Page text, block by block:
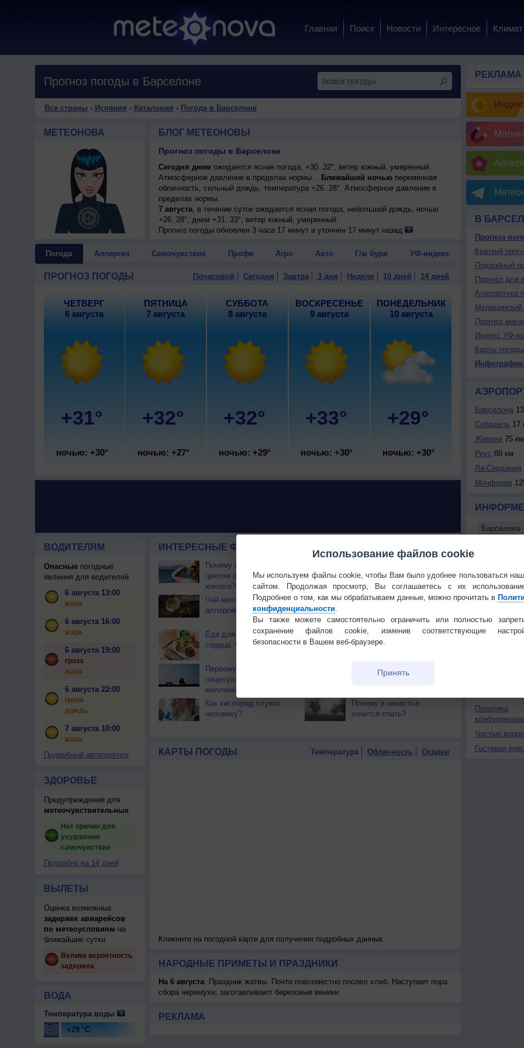
Главная Поиск Новости Интересное Климат
Прогноз погоды в Барселоне
Все страны › Испания › Каталония › Погода в Барселоне
МЕТЕОНОВА БЛОГ МЕТЕОНОВЫ
Прогноз погоды в Барселоне
Сегодня днем ожидается ясная погода, +30..32°, ветер южный, умеренный.
Атмосферное давление в пределах нормы. . Ближайшей ночьюпеременная
облачность, сильный дождь, температура +26..28°. Атмосферное давление в
пределах нормы.
7 августа, в течение суток ожидается ясная погода, небольшой дождь; ночью
+26..28°, днем +31..33°, ветер южный, умеренный.
8 августа, ожидается ясная погода; ночью +28..30°, днем +31..33°, ветер южный,
9 августа, в течение суток ожидается ясная погода; ночью +29..31°, днем
10 августа, ожидается ясная погода; ночью и днем +29..31°, ветер восточный,
умеренный.
Прогноз погоды обновлен 3 часа 17 минут и уточнен 17 минут назад
Погода Аллергия Самочувствие Профи Агро Авто Г/м бури УФ-индекс
ПРОГНОЗ ПОГОДЫ Почасовой Сегодня Завтра 3 дня Неделя 10 дней 14 дней
ЧЕТВЕРГ
6 августа
+31°
ночью: +30°
ПЯТНИЦА
7 августа
+32°
ночью: +27°
СУББОТА
8 августа
+32°
ночью: +29°
ВОСКРЕСЕНЬЕ
9 августа
+33°
ночью: +30°
ПОНЕДЕЛЬНИК
10 августа
+29°
ночью: +30°
ВОДИТЕЛЯМ
Опасныепогодные
явления для водителей
6 августа 13:00
жара
6 августа 16:00
жара
6 августа 19:00
гроза
жара
6 августа 22:00
гроза
дождь
7 августа 10:00
жара
Подробный автопрогноз
ЗДОРОВЬЕ
Предупреждения для
метеочувствительных
Нет причин для
ухудшения
самочувствия
Подробно на 14 дней
ВЫЛЕТЫ
Оценка возможных
задержек авиарейсов
по метеоусловиям на
ближайшие сутки
Велика вероятность
задержек
ВОДА
Температура воды
+29 °C
ИНТЕРЕСНЫЕ ФАКТЫ О ЧЕЛОВЕКЕ И ПРИРОДЕ
Почему северный загар
цветом отличается от
южного?
здоровья
Чай матча может помочь
аллергикам
Тёмный шоколад
Еда для здоровья
сердца. Часть 2
Почему звёзды не
падают?
Первому в истории
поцелую около 17
миллионов лет
Что не нужно есть, чтобы
не болеть?
Как кислород служит
человеку?
Почему в ненастье
хочется спать?
КАРТЫ ПОГОДЫ Температура Облачность Осадки
Кликните на погодной карте для получения подробных данных
НАРОДНЫЕ ПРИМЕТЫ И ПРАЗДНИКИ
На 6 августа: Праздник жатвы. Почти повсеместно поспел хлеб. Наступает пора
сбора черемухи, заготавливают березовые веники.
РЕКЛАМА
РЕКЛАМА
В
Прогноз
Краткий
Подробный
Прогноз для
Агропрогноз
Медицинский
Прогноз
Индекс УФ-
Карты погоды
Барселонa
Сабадель 17
Жирона75 км
Реус 89 км
Ла-Сердания
Монферре
Сделать
Добавить в
Экпорт
Политика
Частые
Гостевая
Использование файлов cookie
Мы используем файлы cookie, чтобы Вам было удобнее пользоваться
сайтом. Продолжая просмотр, Вы соглашаетесь с их
Подробнее о том, как мы обрабатываем данные, можно прочитать в
конфиденциальности.
Вы также можете самостоятельно ограничить или полностью
сохранение файлов cookie, изменив соответствующие
безопасности в Вашем веб-браузере.
Принять